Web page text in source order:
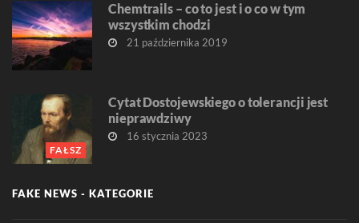
Chemtrails – co to jest i o co w tym
wszystkim chodzi
21 października 2019
FAŁSZ
Cytat Dostojewskiego o tolerancji jest
nieprawdziwy
16 stycznia 2023
FAKE NEWS - KATEGORIE